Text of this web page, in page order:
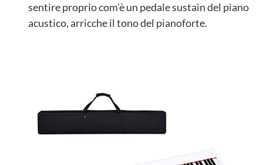
sentire proprio com’è un pedale sustain del piano
acustico, arricche il tono del pianoforte.